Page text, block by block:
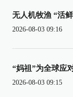
无人机牧渔 “活
2026-08-03 09:16
“妈祖”为全球应
2026-08-03 09:15